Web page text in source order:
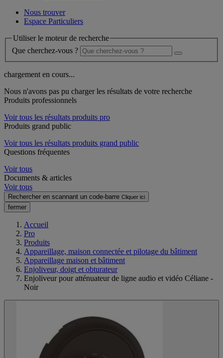
Nous trouver
Espace Particuliers
Utiliser le moteur de recherche
Que cherchez-vous ?
chargement en cours...
Nous n'avons pas pu charger les résultats de votre recherche
Produits professionnels
Voir tous les résultats produits pro
Produits grand public
Voir tous les résultats produits grand public
Questions fréquentes
Voir tous
Documents & articles
Voir tous
Rechercher en scannant un code-barre Cliquer ici
fermer
Accueil
Pro
Produits
Appareillage, maison connectée et pilotage du bâtiment
Appareillage maison et bâtiment
Enjoliveur, doigt et obturateur
Enjoliveur pour atténuateur de ligne audio et vidéo Céliane -
Noir